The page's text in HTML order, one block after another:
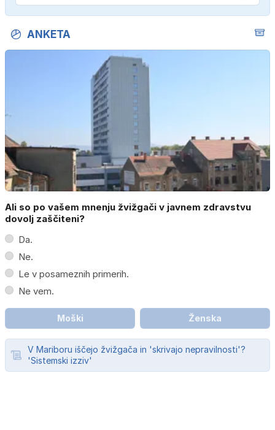
ANKETA
Ali so po vašem mnenju žvižgači v javnem zdravstvu
dovolj zaščiteni?
Da.
Ne.
Le v posameznih primerih.
Ne vem.
Moški Ženska
V Mariboru iščejo žvižgača in 'skrivajo nepravilnosti'?
'Sistemski izziv'